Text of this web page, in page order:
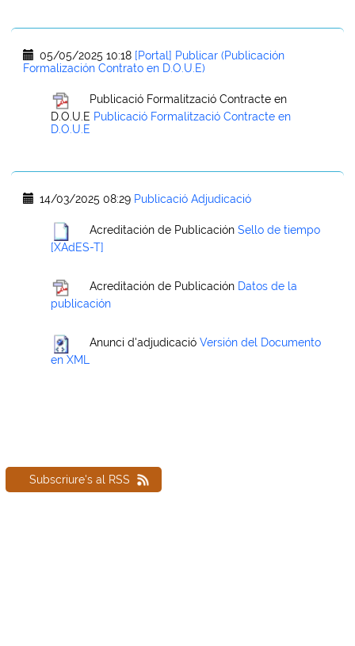
05/05/2025 10:18 [Portal] Publicar (Publicación
Formalización Contrato en D.O.U.E)
Publicació Formalització Contracte en
D.O.U.E Publicació Formalització Contracte en
D.O.U.E
14/03/2025 08:29 Publicació Adjudicació
Acreditación de Publicación Sello de tiempo
[XAdES-T]
Acreditación de Publicación Datos de la
publicación
Anunci d'adjudicació Versión del Documento
en XML
Subscriure's al RSS